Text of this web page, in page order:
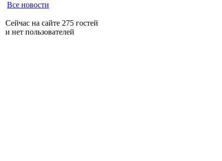
Все новости
Сейчас на сайте 275 гостей
и нет пользователей